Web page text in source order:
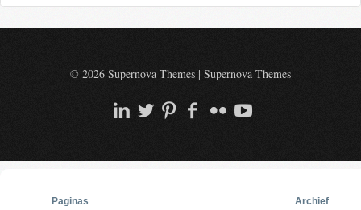
© 2026 Supernova Themes | Supernova Themes
Paginas
Archief